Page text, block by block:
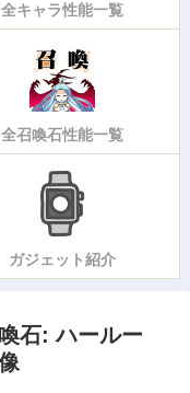
全キャラ性能一覧
全召喚石性能一覧
ガジェット紹介
石: ハールー